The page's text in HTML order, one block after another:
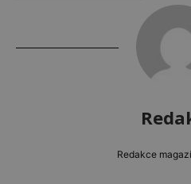
Redakce